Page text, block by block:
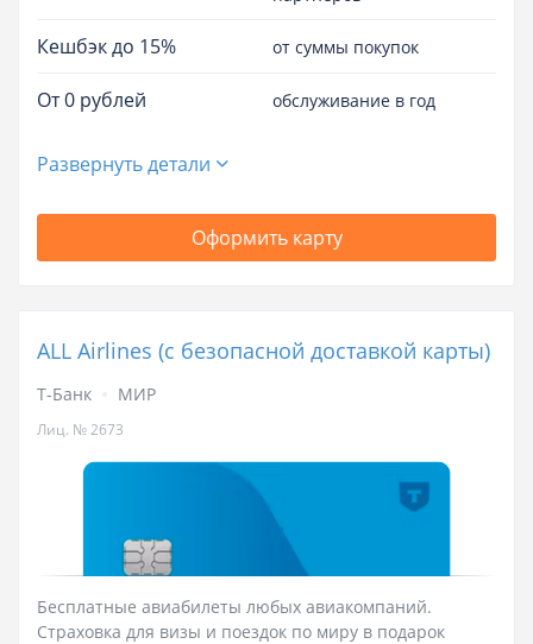
Кешбэк до 15% от суммы покупок
От 0 рублей обслуживание в год
Развернуть детали
Оформить карту
ALL Airlines (с безопасной доставкой карты)
Т-Банк МИР
Лиц. № 2673
Бесплатные авиабилеты любых авиакомпаний.
Страховка для визы и поездок по миру в подарок